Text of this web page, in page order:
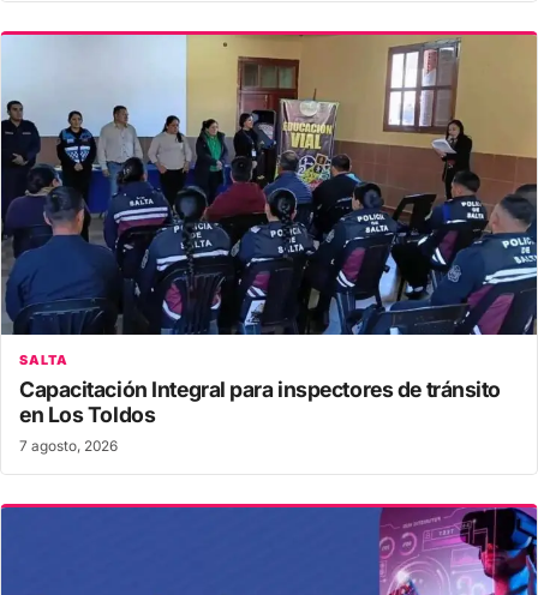
SALTA
Capacitación Integral para inspectores de tránsito
en Los Toldos
7 agosto, 2026